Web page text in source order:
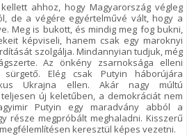
ahhoz, hogy Magyarország végleg
de a végére egyértelművé vált, hogy a
Meg is bukott, és mindig meg fog bukni,
képviseli, hanem csak egy maroknyi
szolgálja. Mindannyian tudjuk, még
Az önkény zsarnoksága elleni
Elég csak Putyin háborújára
Ukrajna ellen. Akár nagy múltú
új keletűben, a demokráciát nem
Putyin egy maradvány abból a
része megpróbált meghaladni. Kisszerű
keresztül képes vezetni.